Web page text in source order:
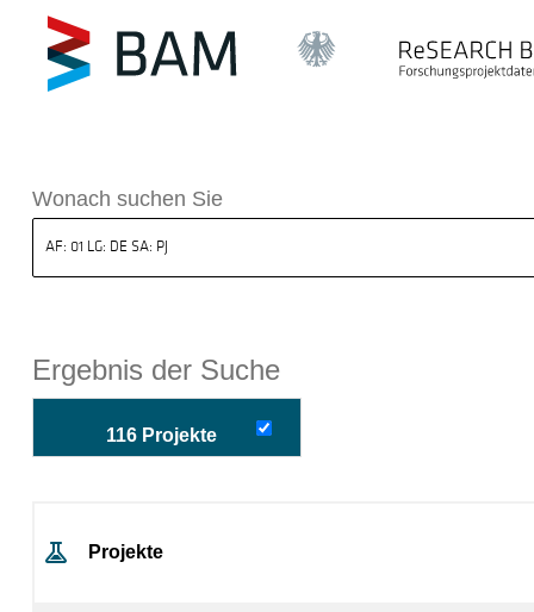
BAM
Wonach suchen Sie
Ergebnis der Suche
116 Projekte
Projekte